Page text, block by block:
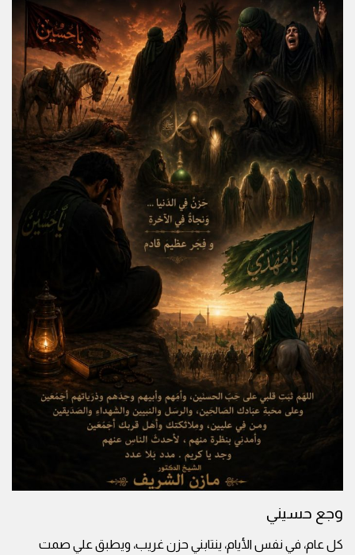
وجع حسيني
كل عام، في نفس الأيام، ينتابني حزن غريب، ويطبق علي صمت